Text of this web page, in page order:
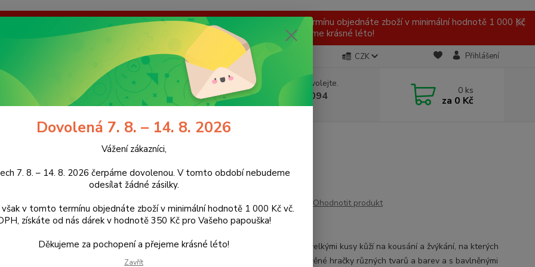
V tomto období nebudeme odesílat žádné zásilky. Pokud však v tomto termínu objednáte zboží v minimální hodnotě 1 000 Kč
v hodnotě 350 Kč pro Vašeho papouška! Děkujeme za pochopení a přejeme krásné léto!
Ochrana soukromí CZK Přihlášení
Hledat
Nevíte si rady? Zavolejte.
+420 777 959 094
(Po-Pá, 8-16 hod.)
0 ks
za 0 Kč
Hnízdo s velkými kůžemi, 27 x 12 cm
s velkými kůžemi, 27 x 12 cm
Ohodnotit produkt
K1801
Dřevěné hnízdo s velkými kusy kůží na kousání a žvýkání, na kterých
jsou zavěšeny dřevěné hračky různých tvarů a barev a s bavlněnými
Dovolená 7. 8. – 14. 8. 2026
Vážení zákazníci,
7. 8. – 14. 8. 2026 čerpáme dovolenou. V tomto období nebudeme
odesílat žádné zásilky.
však v tomto termínu objednáte zboží v minimální hodnotě 1 000 Kč vč.
získáte od nás dárek v hodnotě 350 Kč pro Vašeho papouška!
Děkujeme za pochopení a přejeme krásné léto!
Zavřít